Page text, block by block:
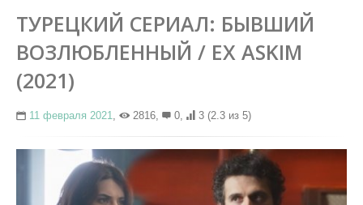
ТУРЕЦКИЙ СЕРИАЛ: БЫВШИЙ
ВОЗЛЮБЛЕННЫЙ / EX ASKIM
(2021)
11 февраля 2021, 2816, 0, 3 (2.3 из 5)